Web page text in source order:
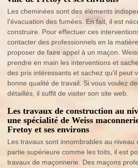
Les cheminées sont des éléments
l'évacuation des fumées. En fait, il est
construire. Pour effectuer ces
contacter des professionnels en la
proposer de faire appel à un maçon.
prendre en main les interventions et
des prix intéressants et sachez qu'il peut
bonne qualité de travail. Si vous voulez
détaillés, il suffit de visiter son site web.
Les travaux de construction au
une spécialité de Weiss
Fretoy et ses environs
Les travaux sont innombrables au niveau
partie supérieure comme les toits, il est
travaux de maçonnerie. Des maçons